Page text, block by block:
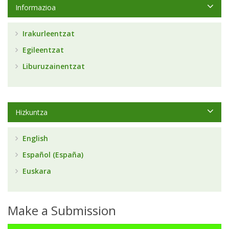
Informazioa
Irakurleentzat
Egileentzat
Liburuzainentzat
Hizkuntza
English
Español (España)
Euskara
Make a Submission